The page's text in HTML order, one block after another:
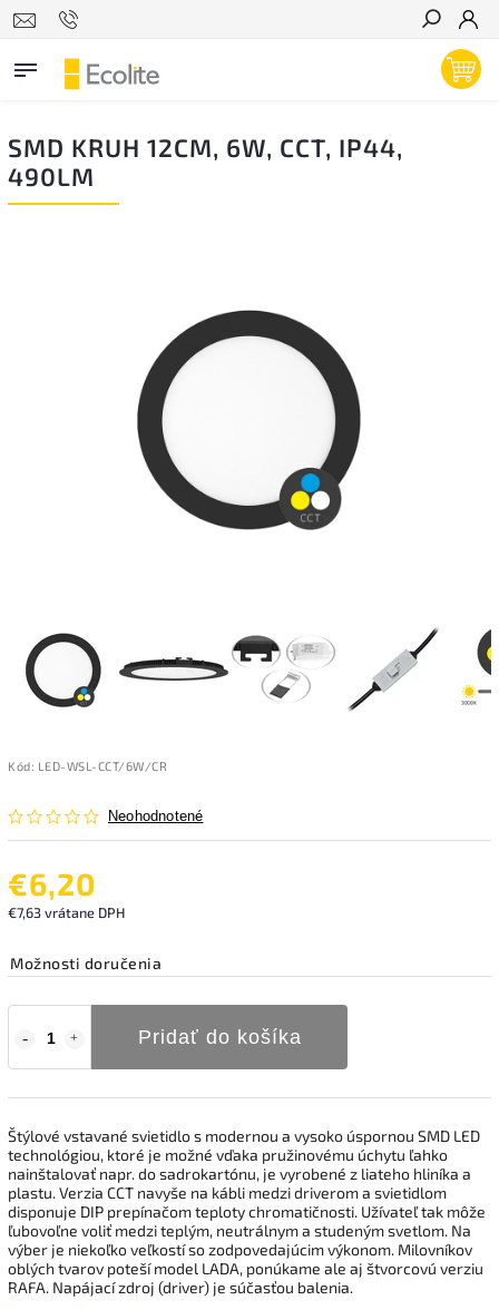
Hľadať
SMD KRUH 12CM, 6W, CCT, IP44,
490LM
Kód: LED-WSL-CCT/6W/CR
Neohodnotené
€6,20
€7,63 vrátane DPH
Možnosti doručenia
Pridať do košíka
Štýlové vstavané svietidlo s modernou a vysoko úspornou SMD LED
technológiou, ktoré je možné vďaka pružinovému úchytu ľahko
nainštalovať napr. do sadrokartónu, je vyrobené z liateho hliníka a
plastu. Verzia CCT navyše na kábli medzi driverom a svietidlom
disponuje DIP prepínačom teploty chromatičnosti. Užívateľ tak môže
ľubovoľne voliť medzi teplým, neutrálnym a studeným svetlom. Na
výber je niekoľko veľkostí so zodpovedajúcim výkonom. Milovníkov
oblých tvarov poteší model LADA, ponúkame ale aj štvorcovú verziu
RAFA. Napájací zdroj (driver) je súčasťou balenia.